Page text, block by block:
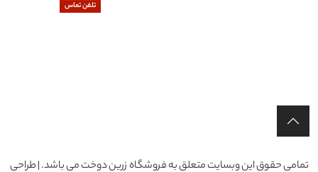
تلفن تماس
تمامی حقوق این وبسایت متعلق به فروشگاه زرین دوخت می باشد. | طراحی